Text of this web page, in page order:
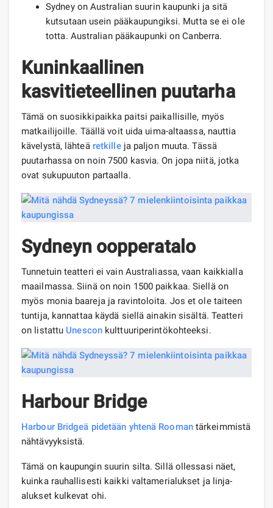
Sydney on Australian suurin kaupunki ja sitä
kutsutaan usein pääkaupungiksi. Mutta se ei ole
totta. Australian pääkaupunki on Canberra.
Kuninkaallinen
kasvitieteellinen puutarha
Tämä on suosikkipaikka paitsi paikallisille, myös
matkailijoille. Täällä voit uida uima-altaassa, nauttia
kävelystä, lähteä retkilleja paljon muuta. Tässä
puutarhassa on noin 7500 kasvia. On jopa niitä, jotka
ovat sukupuuton partaalla.
Sydneyn oopperatalo
Tunnetuin teatteri ei vain Australiassa, vaan kaikkialla
maailmassa. Siinä on noin 1500 paikkaa. Siellä on
myös monia baareja ja ravintoloita. Jos et ole taiteen
tuntija, kannattaa käydä siellä ainakin sisältä. Teatteri
on listattu Unesconkulttuuriperintökohteeksi.
Harbour Bridge
Harbour Bridgeä pidetään yhtenä Roomantärkeimmistä
nähtävyyksistä.
Tämä on kaupungin suurin silta. Sillä ollessasi näet,
kuinka rauhallisesti kaikki valtamerialukset ja linja-
alukset kulkevat ohi.